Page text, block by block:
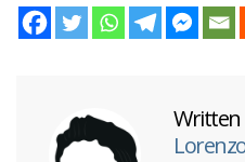
Written